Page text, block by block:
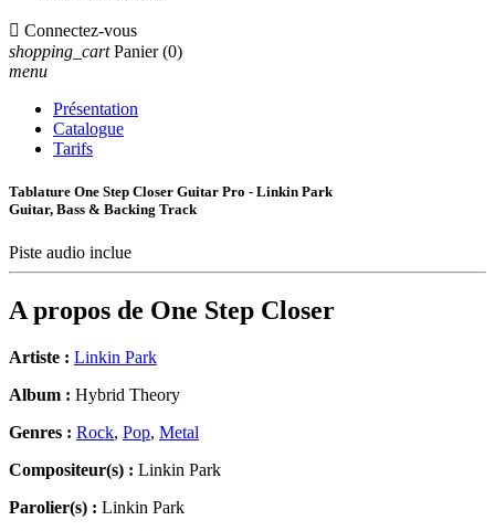
 Connectez-vous
shopping_cart Panier (0)
menu
Présentation
Catalogue
Tarifs
Tablature One Step Closer Guitar Pro - Linkin Park
Guitar, Bass & Backing Track
Piste audio inclue
A propos de One Step Closer
Artiste : Linkin Park
Album : Hybrid Theory
Genres : Rock, Pop, Metal
Compositeur(s) : Linkin Park
Parolier(s) : Linkin Park